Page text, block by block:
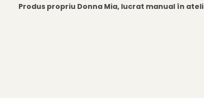
Produs propriu Donna Mia, lucrat manual în